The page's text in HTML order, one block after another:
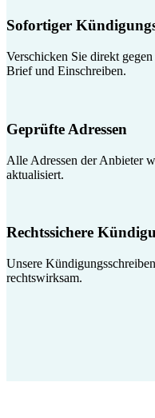
Sofortiger
Verschicken Sie direkt
Brief und Einschreiben.
Geprüfte Adressen
Alle Adressen der Anbieter
aktualisiert.
Rechtssichere
Unsere
rechtswirksam.